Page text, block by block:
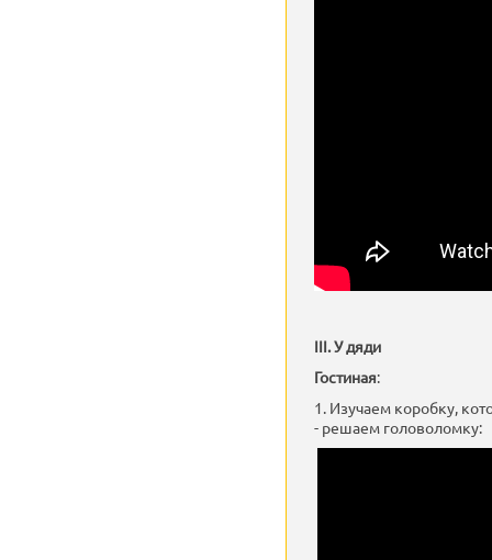
III. У дяди
Гостиная:
1. Изучаем коробку,
- решаем головоломку: